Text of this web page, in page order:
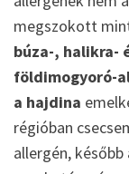
megszokott
búza-, halikra-
földimogyoró-
a hajdina
régióban
allergén, később